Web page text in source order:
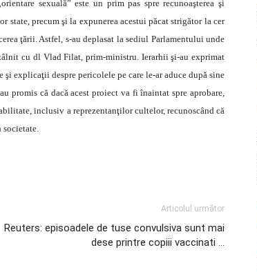
sexuală” este un prim pas spre recunoaşterea şi
state, precum şi la expunerea acestui păcat strigător la cer
ţării. Astfel, s-au deplasat la sediul Parlamentului unde
cu dl Vlad Filat, prim-ministru. Ierarhii şi-au exprimat
explicaţii despre pericolele pe care le-ar aduce după sine
promis că dacă acest proiect va fi înaintat spre aprobare,
inclusiv a reprezentanţilor cultelor, recunoscând că
societate.
Articolul următor
Reuters: episoadele de tuse convulsiva sunt mai
dese printre copiii vaccinati …